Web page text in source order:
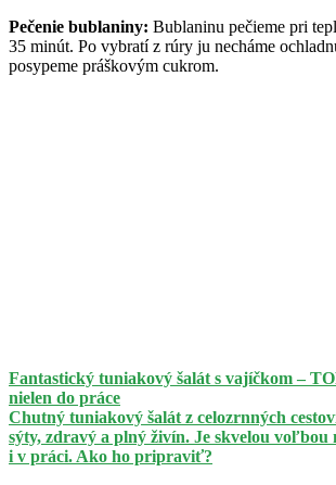
Pečenie bublaniny: Bublaninu pečieme pri
35 minút. Po vybratí z rúry ju necháme
posypeme práškovým cukrom.
Fantastický tuniakový šalát s vajíčkom –
nielen do práce
Chutný tuniakový šalát z celozrnných
sýty, zdravý a plný živín. Je skvelou voľbou
i v práci. Ako ho pripraviť?